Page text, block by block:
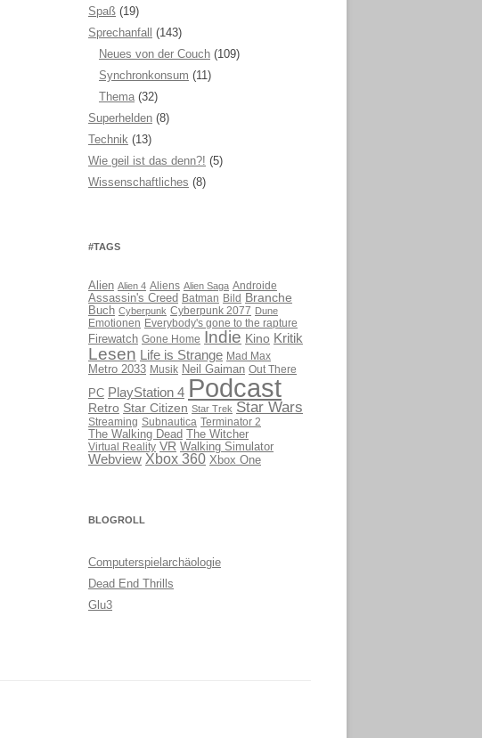
Spaß (19)
Sprechanfall
(143)
Neues von der Couch (109)
Synchronkonsum (11)
Thema (32)
Superhelden (8)
Technik (13)
Wie geil ist das denn?! (5)
Wissenschaftliches (8)
#TAGS
Alien Alien 4 Aliens Alien Saga Androide
Assassin's Creed Batman Bild Branche
Buch Cyberpunk Cyberpunk 2077 Dune
Emotionen Everybody's gone to the rapture
Firewatch Gone Home Indie Kino Kritik
Lesen Life is Strange Mad Max
Metro 2033 Musik Neil Gaiman Out There
PC PlayStation 4 Podcast
Retro Star Citizen Star Trek Star Wars
Streaming Subnautica Terminator 2
The Walking Dead The Witcher
Virtual Reality VR Walking Simulator
Webview Xbox 360 Xbox One
BLOGROLL
Computerspielarchäologie
Dead End Thrills
Glu3